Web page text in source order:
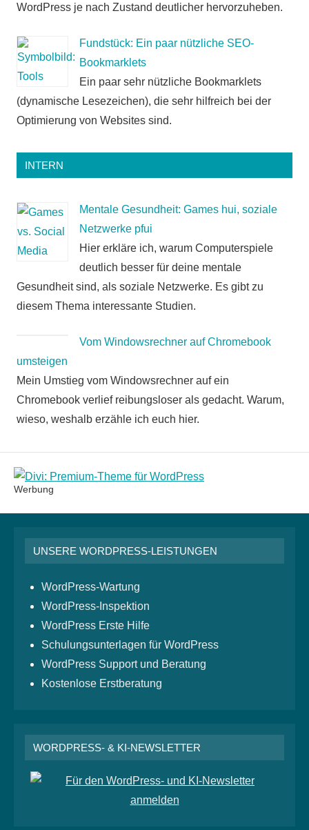
WordPress je nach Zustand deutlicher hervorzuheben.
Fundstück: Ein paar nützliche SEO-
Bookmarklets
Ein paar sehr nützliche Bookmarklets
(dynamische Lesezeichen), die sehr hilfreich bei der
Optimierung von Websites sind.
INTERN
Mentale Gesundheit: Games hui, soziale
Netzwerke pfui
Hier erkläre ich, warum Computerspiele
deutlich besser für deine mentale
Gesundheit sind, als soziale Netzwerke. Es gibt zu
diesem Thema interessante Studien.
Vom Windowsrechner auf Chromebook
umsteigen
Mein Umstieg vom Windowsrechner auf ein
Chromebook verlief reibungsloser als gedacht. Warum,
wieso, weshalb erzähle ich euch hier.
Werbung
UNSERE WORDPRESS-LEISTUNGEN
WordPress-Wartung
WordPress-Inspektion
WordPress Erste Hilfe
Schulungsunterlagen für WordPress
WordPress Support und Beratung
Kostenlose Erstberatung
WORDPRESS- & KI-NEWSLETTER